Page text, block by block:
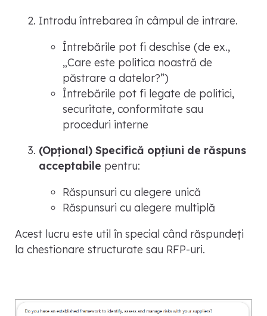
Introdu întrebarea în câmpul de intrare.
Întrebările pot fi deschise (de ex.,
„Care este politica noastră de
păstrare a datelor?”)
Întrebările pot fi legate de politici,
securitate, conformitate sau
proceduri interne
(Opțional) Specifică opțiuni de răspuns
acceptabile pentru:
Răspunsuri cu alegere unică
Răspunsuri cu alegere multiplă
Acest lucru este util în special când răspundeți
la chestionare structurate sau RFP-uri.